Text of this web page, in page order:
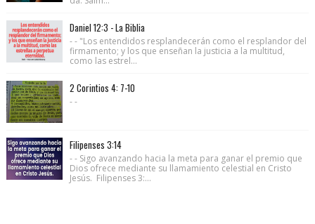
Daniel 12:3 - La Biblia
- - "Los entendidos resplandecerán como el resplandor del
firmamento; y los que enseñan la justicia a la multitud,
como las estrel...
2 Corintios 4: 7-10
- -
Filipenses 3:14
- - Sigo avanzando hacia la meta para ganar el premio que
Dios ofrece mediante su llamamiento celestial en Cristo
Jesús. Filipenses 3:...